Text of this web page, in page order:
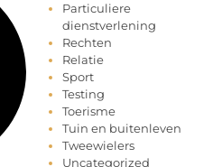
Particuliere
dienstverlening
Rechten
Relatie
Sport
Testing
Toerisme
Tuin en buitenleven
Tweewielers
Uncategorized